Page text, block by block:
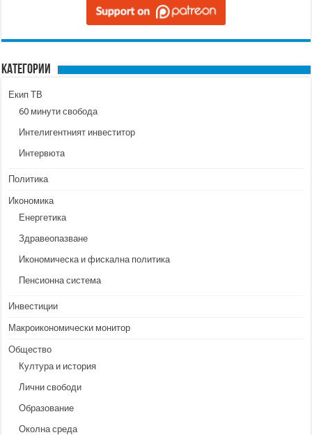
Категории
Екип ТВ
60 минути свобода
Интелигентният инвеститор
Интервюта
Политика
Икономика
Енергетика
Здравеопазване
Икономическа и фискална политика
Пенсионна система
Инвестиции
Макроикономически монитор
Общество
Култура и история
Лични свободи
Образование
Околна среда